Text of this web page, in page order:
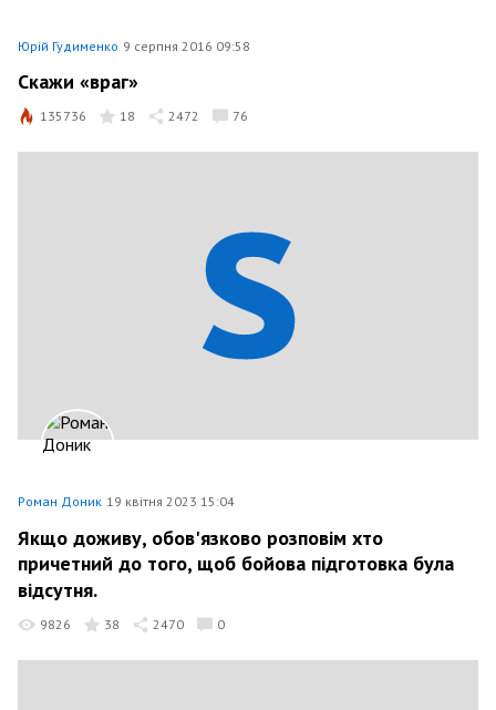
Юрій Гудименко 9 серпня 2016 09:58
Скажи «враг»
135736 18 2472 76
Роман Доник 19 квітня 2023 15:04
Якщо доживу, обов'язково розповім хто
причетний до того, щоб бойова підготовка була
відсутня.
9826 38 2470 0